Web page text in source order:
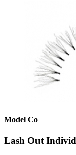
Model Co
Lash Out